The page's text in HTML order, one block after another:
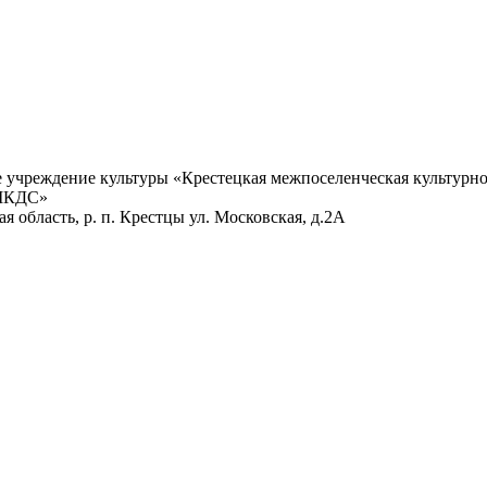
культуры «Крестецкая межпоселенческая
область, р. п. Крестцы ул. Московская, д.2А